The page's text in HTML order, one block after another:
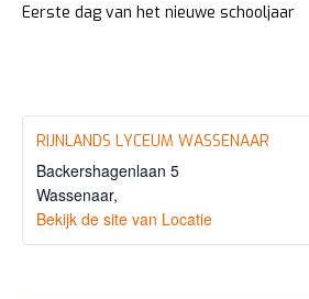
Eerste dag van het nieuwe schooljaar
RIJNLANDS LYCEUM WASSENAAR
Backershagenlaan 5
Wassenaar,
Bekijk de site van Locatie